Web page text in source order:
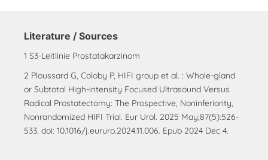
Literature / Sources
1 S3-Leitlinie Prostatakarzinom
2 Ploussard G, Coloby P, HIFI group et al. : Whole-gland
or Subtotal High-intensity Focused Ultrasound Versus
Radical Prostatectomy: The Prospective, Noninferiority,
Nonrandomized HIFI Trial. Eur Urol. 2025 May;87(5):526-
533. doi: 10.1016/j.eururo.2024.11.006. Epub 2024 Dec 4.